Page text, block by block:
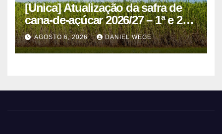
[Unica] Atualização da safra de
cana-de-açúcar 2026/27 – 1ª e 2ª
quinzenas de junho
AGOSTO 6, 2026 DANIEL WEGE